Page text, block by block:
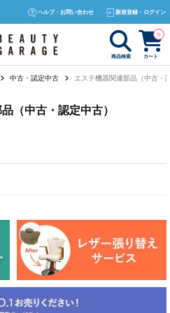
ヘルプ・お問い合わせ 新規登録・ログイン
商品検索 カート
0
中古・認定中古 エステ機器関連部品（中古・
（中古・認定中古）